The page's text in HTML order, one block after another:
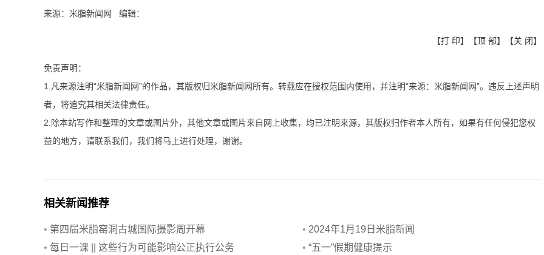
来源：米脂新闻网 编辑：
【打 印】【顶 部】【关 闭】
免责声明：
1.凡来源注明“米脂新闻网”的作品，其版权归米脂新闻网所有。转载应在授权范围内使用，并注明“来源：米脂新闻网”。违反上述声明
者，将追究其相关法律责任。
2.除本站写作和整理的文章或图片外，其他文章或图片来自网上收集，均已注明来源，其版权归作者本人所有，如果有任何侵犯您权
益的地方，请联系我们，我们将马上进行处理，谢谢。
相关新闻推荐
• 第四届米脂窑洞古城国际摄影周开幕 • 2024年1月19日米脂新闻
• 每日一课 || 这些行为可能影响公正执行公务 • “五一”假期健康提示